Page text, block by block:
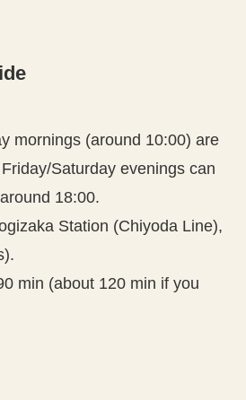
mornings (around 10:00) are
Saturday evenings can
18:00.
Station (Chiyoda Line),
min (about 120 min if you